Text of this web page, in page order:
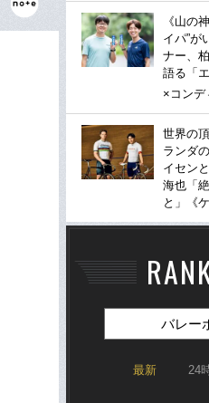
《山の
イパ”が
ナー、
語る「
×コンデ
世界の
ランダ
イセン
海也「
と」《
バレー
最新 24